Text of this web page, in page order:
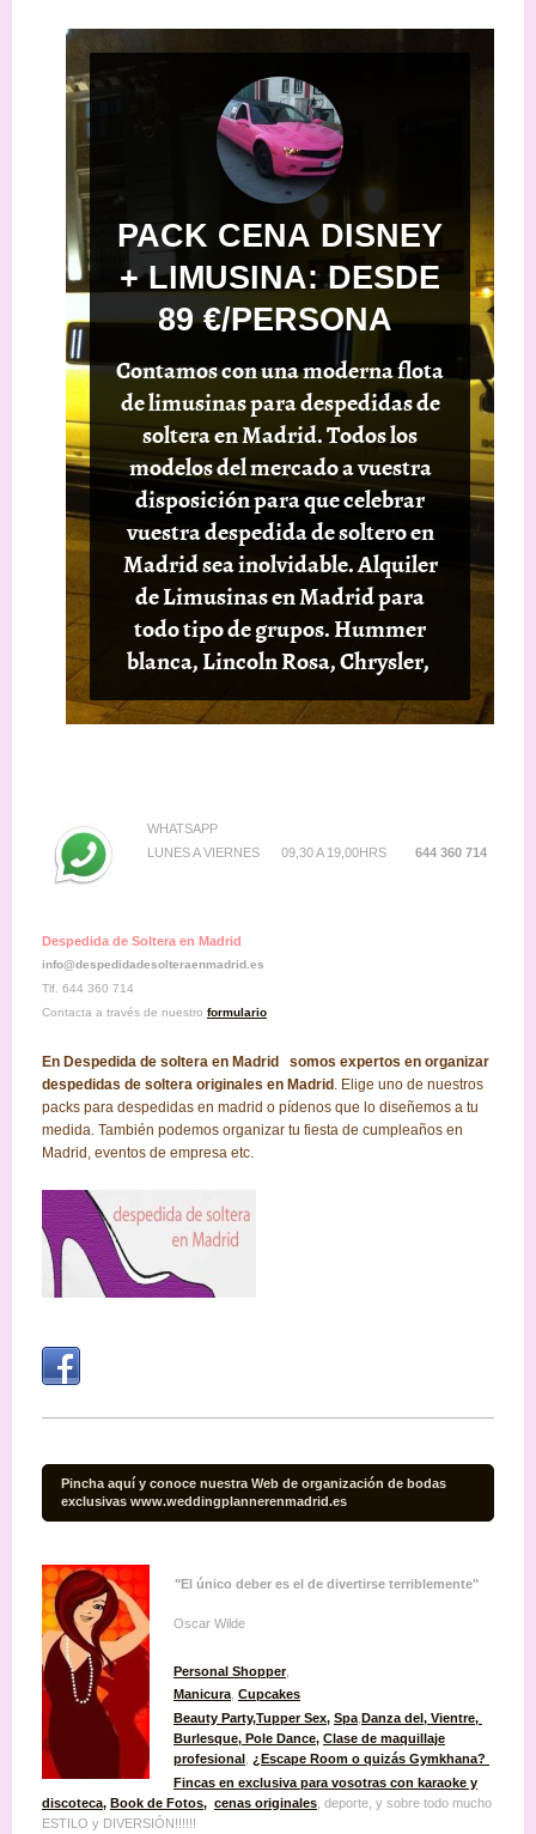
PACK CENA DISNEY
+ LIMUSINA: DESDE
89 €/PERSONA
Contamos con una moderna flota
de limusinas para despedidas de
soltera en Madrid. Todos los
modelos del mercado a vuestra
disposición para que celebrar
vuestra despedida de soltero en
Madrid sea inolvidable. Alquiler
de Limusinas en Madrid para
todo tipo de grupos. Hummer
blanca, Lincoln Rosa, Chrysler,
WHATSAPP
LUNES A VIERNES 09,30 A 19,00HRS
644 360 714
Despedida de Soltera en Madrid
info@despedidadesolteraenmadrid.es
Tlf. 644 360 714
Contacta a través de nuestro formulario
En Despedida de soltera en Madrid somos expertos en organizar
despedidas de soltera originales en Madrid. Elige uno de nuestros
packs para despedidas en madrid o pídenos que lo diseñemos a tu
medida. También podemos organizar tu fiesta de cumpleaños en
Madrid, eventos de empresa etc.
Pincha aquí y conoce nuestra Web de organización de bodas
exclusivas www.weddingplannerenmadrid.es
"El único deber es el de divertirse terriblemente"
Oscar Wilde
Personal Shopper,
Manicura Cupcakes
Beauty Party,Tupper Sex, Spa Danza del, Vientre,
Burlesque, Pole Dance, Clase de maquillaje
profesional ¿Escape Room o quizás Gymkhana?
Fincas en exclusiva para vosotras con karaoke y
discoteca, Book de Fotos, cenas originales , deporte, y sobre todo mucho
ESTILO y DIVERSIÓN!!!!!!